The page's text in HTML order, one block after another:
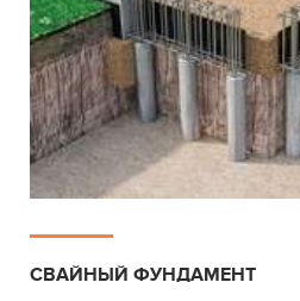
СВАЙНЫЙ ФУНДАМЕНТ